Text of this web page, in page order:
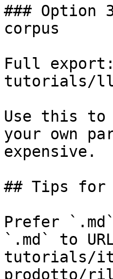
### Option
corpus
Full
tutorials/
Use this to
your own
expensive.
## Tips for
Prefer
`.md` to
tutorials/it/
prodotto/